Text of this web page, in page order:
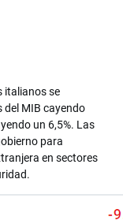
italianos se
MIB cayendo
un 6,5%. Las
para
en sectores